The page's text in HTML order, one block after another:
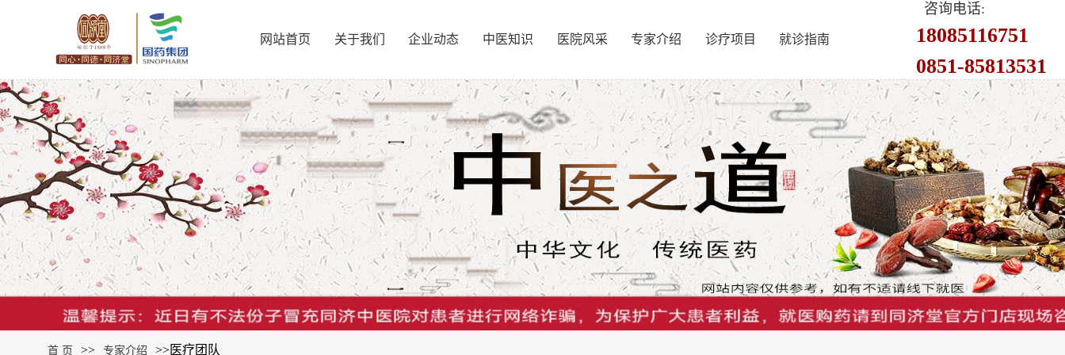
网站首页 关于我们 企业动态 中医知识 医院风采 专家介绍 诊疗项目 就诊指南
咨询电话:
18085116751
0851-85813531
首 页 >> 专家介绍 >>医疗团队